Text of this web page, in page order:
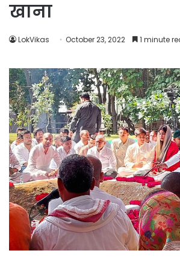
खाना
LokVikas October 23, 2022 1 minute